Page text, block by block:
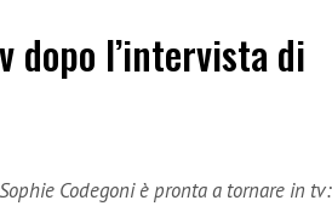
dopo l’intervista di
Codegoni è pronta a tornare in tv: